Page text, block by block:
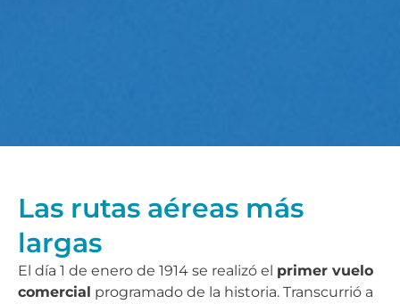
Las rutas aéreas más
largas
El día 1 de enero de 1914 se realizó el primer vuelo
comercial programado de la historia. Transcurrió a